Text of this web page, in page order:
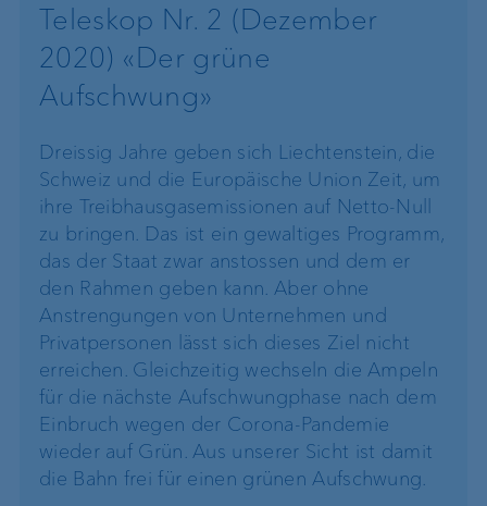
Teleskop Nr. 2 (Dezember
2020) «Der grüne
Aufschwung»
Dreissig Jahre geben sich Liechtenstein, die
Schweiz und die Europäische Union Zeit, um
ihre Treibhausgasemissionen auf Netto-Null
zu bringen. Das ist ein gewaltiges Programm,
das der Staat zwar anstossen und dem er
den Rahmen geben kann. Aber ohne
Anstrengungen von Unternehmen und
Privatpersonen lässt sich dieses Ziel nicht
erreichen. Gleichzeitig wechseln die Ampeln
für die nächste Aufschwungphase nach dem
Einbruch wegen der Corona-Pandemie
wieder auf Grün. Aus unserer Sicht ist damit
die Bahn frei für einen grünen Aufschwung.